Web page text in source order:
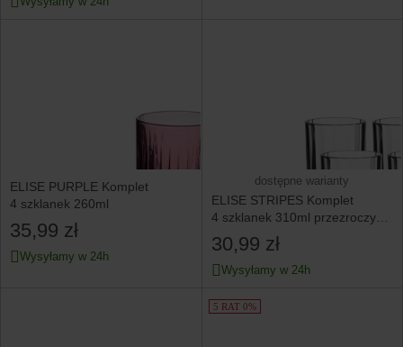
ELISE PURPLE Komplet
4 szklanek 260ml
35,99 zł
Wysyłamy w 24h
dostępne warianty
ELISE STRIPES Komplet
4 szklanek 310ml przezroczyste
8x8xh9cm
30,99 zł
Wysyłamy w 24h
5 RAT 0%